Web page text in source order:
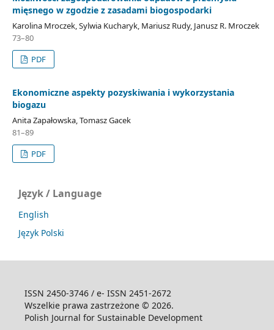
mięsnego w zgodzie z zasadami biogospodarki
Karolina Mroczek, Sylwia Kucharyk, Mariusz Rudy, Janusz R. Mroczek
73–80
PDF
Ekonomiczne aspekty pozyskiwania i wykorzystania
biogazu
Anita Zapałowska, Tomasz Gacek
81–89
PDF
Język / Language
English
Język Polski
ISSN 2450-3746 / e- ISSN 2451-2672
Wszelkie prawa zastrzeżone © 2026.
Polish Journal for Sustainable Development